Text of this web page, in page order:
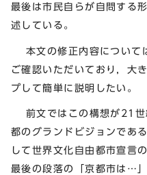
最後は市民自らが自問する
述している。
本文の修正内容について
ご確認いただいており，大
プして簡単に説明したい。
前文ではこの構想が21世
都のグランドビジョンであ
して世界文化自由都市宣言
最後の段落の「京都市は…